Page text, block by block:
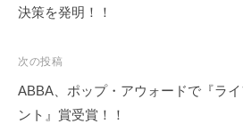
ナ
ゲ
ー
シ
決策を発明！！
次の投稿
ABBA、ポップ・アウォードで『ラ
ント』賞受賞！！